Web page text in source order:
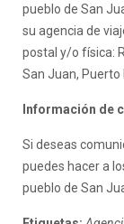
pueblo de San
su agencia de
postal y/o física:
San Juan, Puerto
Información de
Si deseas
puedes hacer a
pueblo de San